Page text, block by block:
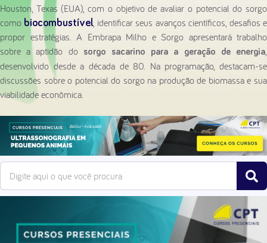
Houston, Texas (EUA), com o objetivo de avaliar o potencial do sorgo
como biocombustível, identificar seus avanços científicos, desafios e
propor estratégias. A Embrapa Milho e Sorgo apresentará trabalho
sobre a aptidão do
sorgo sacarino para a geração de energia,
desenvolvido desde a década de 80. Na programação, destacam-se
discussões sobre o potencial do sorgo na produção de biomassa e sua
viabilidade econômica.